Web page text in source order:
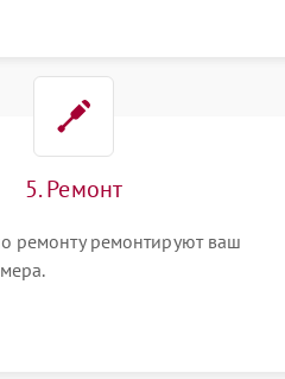
5. Ремонт
ремонту ремонтируют ваш